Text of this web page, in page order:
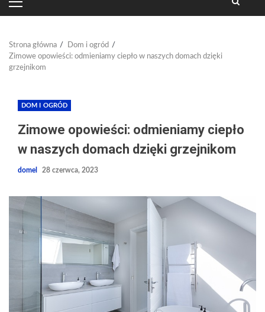
PRIMARY
MENU
Strona główna
Dom i ogród
Zimowe opowieści: odmieniamy ciepło w naszych domach dzięki
grzejnikom
DOM I OGRÓD
Zimowe opowieści: odmieniamy ciepło
w naszych domach dzięki grzejnikom
domel 28 czerwca, 2023